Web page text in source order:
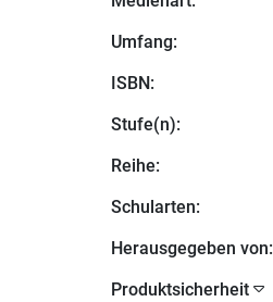
Umfang:
ISBN:
Stufe(n):
Reihe:
Schularten:
Herausgegeben von:
Produktsicherheit